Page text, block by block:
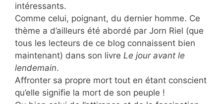
intéressants.
Comme celui, poignant, du dernier homme. Ce
thème a d’ailleurs été abordé par Jorn Riel (que
tous les lecteurs de ce blog connaissent bien
maintenant) dans son livre Le jour avant le
lendemain.
Affronter sa propre mort tout en étant conscient
qu’elle signifie la mort de son peuple !